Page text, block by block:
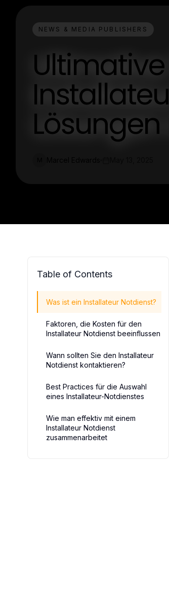
NEWS & MEDIA PUBLISHERS
Table of Contents
Was ist ein Installateur Notdienst?
Faktoren, die Kosten für den
Installateur Notdienst beeinflussen
Wann sollten Sie den Installateur
Notdienst kontaktieren?
Best Practices für die Auswahl
eines Installateur-Notdienstes
Wie man effektiv mit einem
Installateur Notdienst
zusammenarbeitet